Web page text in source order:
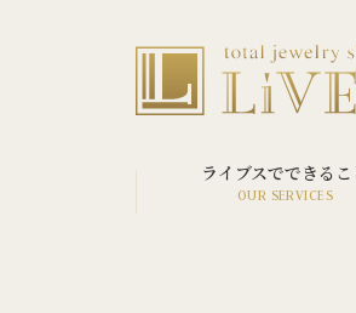
ライブスでできるこ